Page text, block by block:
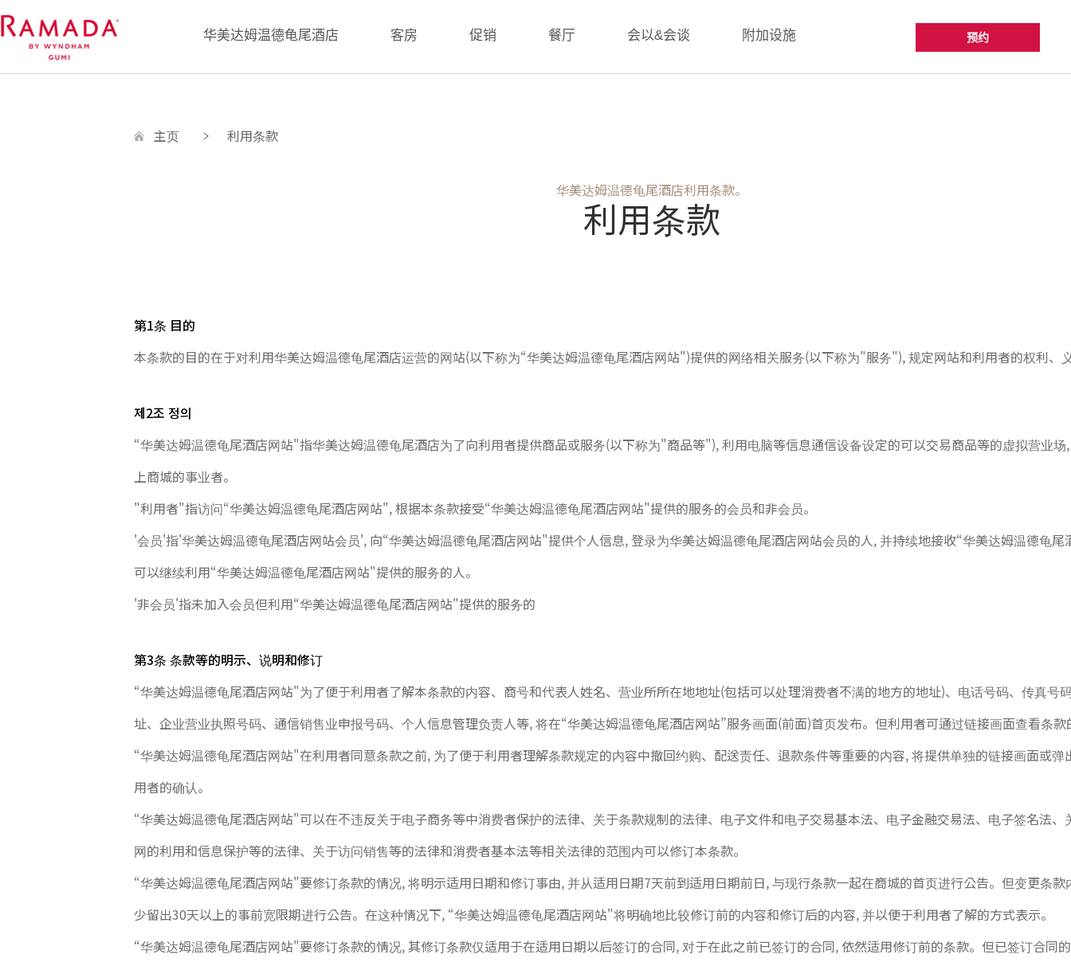
华美达姆温德龟尾酒店 客房 促销 餐厅 会以&会谈 附加设施 预约
主页 利用条款
利用条款
华美达姆温德龟尾酒店利用条款。
第1条 目的
本条款的目的在于对利用华美达姆温德龟尾酒店运营的网站(以下称为“华美达姆温德龟尾酒店网站")提供的网络相关服务(以下称为"服务"), 规定网站和利用者的权利、
제2조 정의
“华美达姆温德龟尾酒店网站"指华美达姆温德龟尾酒店为了向利用者提供商品或服务(以下称为"商品等"), 利用电脑等信息通信设备设定的可以交易商品等的虚拟营业场
上商城的事业者。
"利用者"指访问“华美达姆温德龟尾酒店网站", 根据本条款接受“华美达姆温德龟尾酒店网站"提供的服务的会员和非会员。
'会员'指'华美达姆温德龟尾酒店网站会员', 向“华美达姆温德龟尾酒店网站"提供个人信息, 登录为华美达姆温德龟尾酒店网站会员的人, 并持续地接收“华美达姆温德龟
可以继续利用“华美达姆温德龟尾酒店网站"提供的服务的人。
'非会员'指未加入会员但利用“华美达姆温德龟尾酒店网站"提供的服务的
第3条 条款等的明示、说明和修订
“华美达姆温德龟尾酒店网站"为了便于利用者了解本条款的内容、商号和代表人姓名、营业所所在地地址(包括可以处理消费者不满的地方的地址)、电话号码、传真号
址、企业营业执照号码、通信销售业申报号码、个人信息管理负责人等, 将在“华美达姆温德龟尾酒店网站”服务画面(前面)首页发布。但利用者可通过链接画面查看条款
“华美达姆温德龟尾酒店网站"在利用者同意条款之前, 为了便于利用者理解条款规定的内容中撤回约购、配送责任、退款条件等重要的内容, 将提供单独的链接画面或弹
用者的确认。
“华美达姆温德龟尾酒店网站"可以在不违反关于电子商务等中消费者保护的法律、关于条款规制的法律、电子文件和电子交易基本法、电子金融交易法、电子签名法、
网的利用和信息保护等的法律、关于访问销售等的法律和消费者基本法等相关法律的范围内可以修订本条款。
“华美达姆温德龟尾酒店网站"要修订条款的情况, 将明示适用日期和修订事由, 并从适用日期7天前到适用日期前日, 与现行条款一起在商城的首页进行公告。但变更条款
少留出30天以上的事前宽限期进行公告。在这种情况下, “华美达姆温德龟尾酒店网站"将明确地比较修订前的内容和修订后的内容, 并以便于利用者了解的方式表示。
“华美达姆温德龟尾酒店网站"要修订条款的情况, 其修订条款仅适用于在适用日期以后签订的合同, 对于在此之前已签订的合同, 依然适用修订前的条款。但已签订合同